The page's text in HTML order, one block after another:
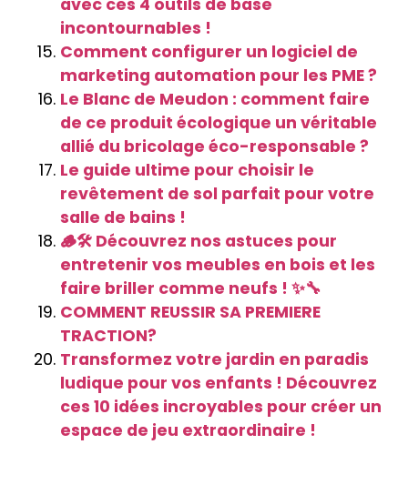
avec ces 4 outils de base
incontournables !
Comment configurer un logiciel de
marketing automation pour les PME ?
Le Blanc de Meudon : comment faire
de ce produit écologique un véritable
allié du bricolage éco-responsable ?
Le guide ultime pour choisir le
revêtement de sol parfait pour votre
salle de bains !
🪵🛠️ Découvrez nos astuces pour
entretenir vos meubles en bois et les
faire briller comme neufs ! ✨🔧
COMMENT REUSSIR SA PREMIERE
TRACTION?
Transformez votre jardin en paradis
ludique pour vos enfants ! Découvrez
ces 10 idées incroyables pour créer un
espace de jeu extraordinaire !